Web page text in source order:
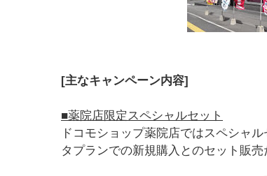
[主なキャンペーン内容]
■薬院店限定スペシャルセット
ドコモショップ薬院店ではスペシャ
タプランでの新規購入とのセット販売